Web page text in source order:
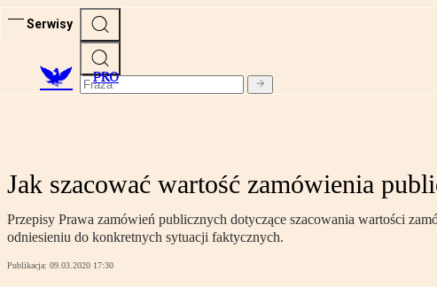
Serwisy
PRO
Jak szacować wartość zamówienia
Przepisy Prawa zamówień publicznych dotyczące szacowania wartości
odniesieniu do konkretnych sytuacji faktycznych.
Publikacja: 09.03.2020 17:30